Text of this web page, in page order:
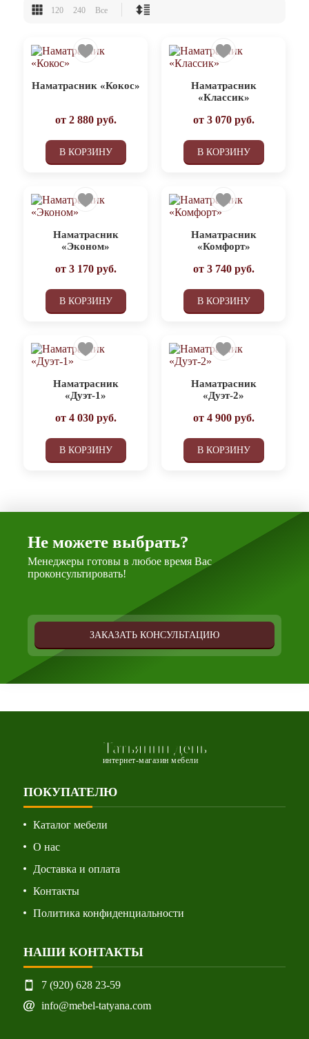
120 240 Все
Наматрасник «Кокос»
от 2 880руб.
В КОРЗИНУ
Наматрасник
«Классик»
от 3 070руб.
В КОРЗИНУ
Наматрасник
«Эконом»
от 3 170руб.
В КОРЗИНУ
Наматрасник
«Комфорт»
от 3 740руб.
В КОРЗИНУ
Наматрасник
«Дуэт-1»
от 4 030руб.
В КОРЗИНУ
Наматрасник
«Дуэт-2»
от 4 900руб.
В КОРЗИНУ
Не можете выбрать?
Менеджеры готовы в любое время Вас
проконсультировать!
ЗАКАЗАТЬ КОНСУЛЬТАЦИЮ
Татьянин день
интернет-магазин мебели
ПОКУПАТЕЛЮ
Каталог мебели
О нас
Доставка и оплата
Контакты
Политика конфиденциальности
НАШИ КОНТАКТЫ
7 (920) 628 23-59
info@mebel-tatyana.com